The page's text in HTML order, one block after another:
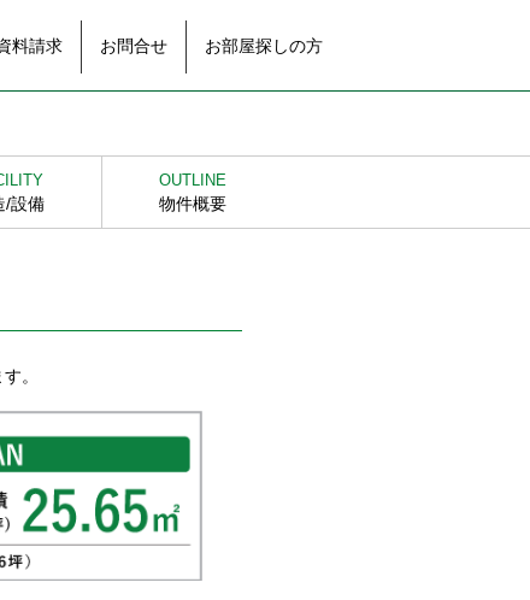
料請求 お問合せ お部屋探しの方
/設備
OUTLINE
物件概要
。